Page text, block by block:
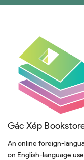
Gác Xép
An online foreign-
on English-language